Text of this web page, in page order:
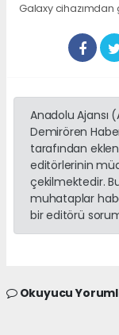
Galaxy
Anadolu Ajansı
Demirören
tarafından
editörlerinin
çekilmektedir.
muhataplar
bir editörü
Okuyucu